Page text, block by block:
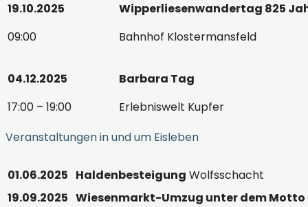
19.10.2025
09:00
Wipperliesenwandertag 825
Bahnhof Klostermansfeld
04.12.2025
17:00 – 19:00
Barbara Tag
Erlebniswelt Kupfer
Veranstaltungen in und um Eisleben
01.06.2025 Haldenbesteigung Wolfsschacht
19.09.2025 Wiesenmarkt-Umzug unter dem Motto